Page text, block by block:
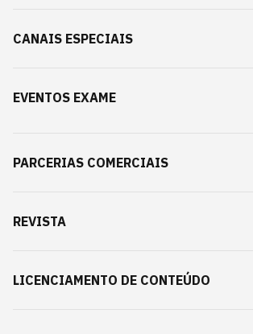
CANAIS ESPECIAIS
EVENTOS EXAME
PARCERIAS COMERCIAIS
REVISTA
LICENCIAMENTO DE CONTEÚDO